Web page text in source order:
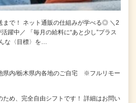
まで！ ネット通販の仕組みが学べる◎ ＼2
躍中／ 「毎月の給料に“あと少し”プラス
な〈目標〉を…
県内/栃木県内各地のご自宅 ※フルリモー
ため、完全自由シフトです！ 詳細はお問い